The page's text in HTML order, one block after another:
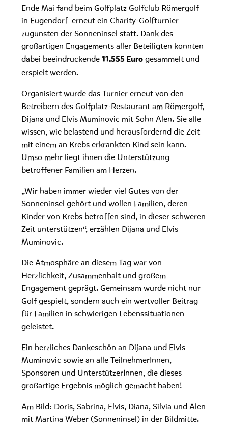
Ende Mai fand beim Golfplatz Golfclub Römergolf
in Eugendorf erneut ein Charity-Golfturnier
zugunsten der Sonneninsel statt. Dank des
großartigen Engagements aller Beteiligten konnten
dabei beeindruckende 11.555 Euro gesammelt und
erspielt werden.
Organisiert wurde das Turnier erneut von den
Betreibern des Golfplatz-Restaurant am Römergolf,
Dijana und Elvis Muminovic mit Sohn Alen. Sie alle
wissen, wie belastend und herausfordernd die Zeit
mit einem an Krebs erkrankten Kind sein kann.
Umso mehr liegt ihnen die Unterstützung
betroffener Familien am Herzen.
„Wir haben immer wieder viel Gutes von der
Sonneninsel gehört und wollen Familien, deren
Kinder von Krebs betroffen sind, in dieser schweren
Zeit unterstützen“, erzählen Dijana und Elvis
Muminovic.
Die Atmosphäre an diesem Tag war von
Herzlichkeit, Zusammenhalt und großem
Engagement geprägt. Gemeinsam wurde nicht nur
Golf gespielt, sondern auch ein wertvoller Beitrag
für Familien in schwierigen Lebenssituationen
geleistet.
Ein herzliches Dankeschön an Dijana und Elvis
Muminovic sowie an alle TeilnehmerInnen,
Sponsoren und UnterstützerInnen, die dieses
großartige Ergebnis möglich gemacht haben!
Am Bild: Doris, Sabrina, Elvis, Diana, Silvia und Alen
mit Martina Weber (Sonneninsel) in der Bildmitte.